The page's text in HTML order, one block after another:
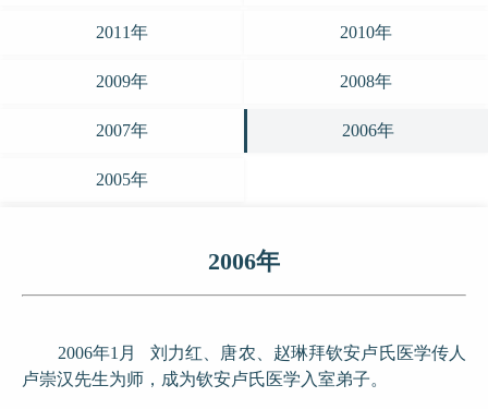
2011年 2010年
2009年 2008年
2007年 2006年
2005年
2006年
2006年1月 刘力红、唐农、赵琳拜钦安卢氏医学传人
卢崇汉先生为师，成为钦安卢氏医学入室弟子。